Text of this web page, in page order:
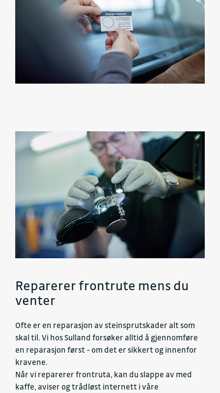
Reparerer frontrute mens du
venter
Ofte er en reparasjon av steinsprutskader alt som
skal til. Vi hos Sulland forsøker alltid å gjennomføre
en reparasjon først - om det er sikkert og innenfor
kravene.
Når vi reparerer frontruta, kan du slappe av med
kaffe, aviser og trådløst internett i våre